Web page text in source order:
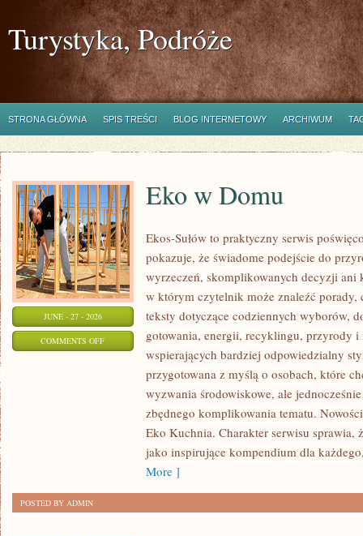
Turystyka, Podróże
STRONA GŁÓWNA SPIS TREŚCI BLOG INTERNETOWY ARCHIWUM
JUNE - 27 - 2026
COMMENTS OFFON
Eko w Domu
Ekos-Sułów to praktyczny serwis
pokazuje, że świadome podejście do
wyrzeczeń, skomplikowanych decyzji ani
w którym czytelnik może znaleźć porady,
teksty dotyczące codziennych wyborów,
gotowania, energii, recyklingu, przyrody i
wspierających bardziej odpowiedzialny
przygotowana z myślą o osobach, które
wyzwania środowiskowe, ale
zbędnego komplikowania tematu.
Eko Kuchnia. Charakter serwisu sprawia,
jako inspirujące kompendium dla
More ]
POSTED BY ADMIN